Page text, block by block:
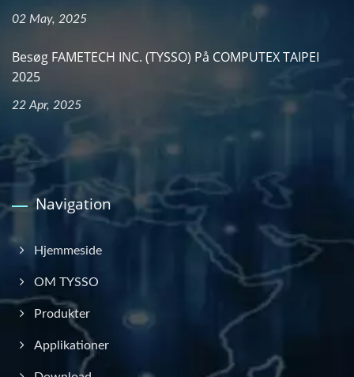
02 May, 2025
Besøg FAMETECH INC. (TYSSO) På COMPUTEX TAIPEI
2025
22 Apr, 2025
Navigation
Hjemmeside
OM TYSSO
Produkter
Applikationer